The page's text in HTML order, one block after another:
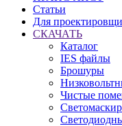
Статьи
Для
СКАЧАТЬ
Каталог
IES файлы
Брошуры
Чистые